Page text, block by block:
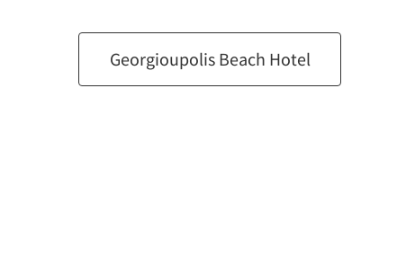
Georgioupolis Beach Hotel